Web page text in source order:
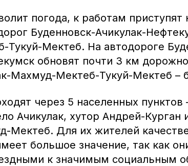
погода, к работам приступят
Буденновск-Ачикулак-
Тукуй-Мектеб. На автодороге
обновят почти 3 км
Махмуд-Мектеб-Тукуй-Мектеб –
через 5 населенных пунктов
Ачикулак, хутор Андрей-Курган
Мектеб. Для их жителей
большое значение, так как
к значимым социальным